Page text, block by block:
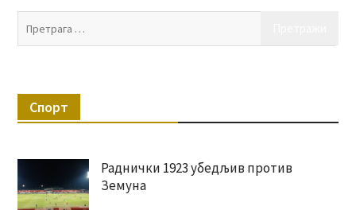
Спорт
Раднички 1923 убедљив против
Земуна